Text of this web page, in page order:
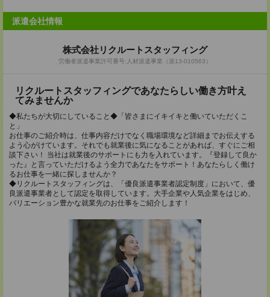
派遣会社情報
株式会社リクルートスタッフィング
労働者派遣事業許可番号:人材派遣事業（派13-010563）
リクルートスタッフィングであなたらしい働き方叶え
てみませんか
◆私たちが大切にしていること◆「皆さまにイキイキと働いていただくこ
と」
お仕事のご紹介時は、仕事内容だけでなく職場環境など詳細までお伝えする
よう心がけています。それでも就業後に気になることがあれば、すぐにご相
談下さい！ 当社は就業後のサポートにも力を入れています。『登録して良か
った』と言っていただけるよう全力であなたをサポート！あなたらしく働け
るお仕事を一緒に探しませんか？
◆リクルートスタッフィングは、「優良派遣事業者認定制度」において、優
良派遣事業者として認定を取得しています。大手企業や人気企業をはじめ、
バリエーション豊かな就業先のお仕事をご紹介します！